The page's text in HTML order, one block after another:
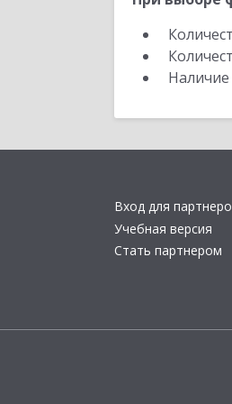
Наличие
Вход для
Учебная версия
Стать партнером